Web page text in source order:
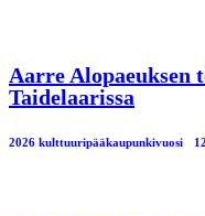
Aarre Alopaeuksen
Taidelaarissa
2026 kulttuuripääkaupunkivuosi